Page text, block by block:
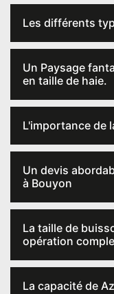
Les différents
Un Paysage
en taille de haie.
L'importance de
Un devis
à Bouyon
La taille de
opération
La capacité de